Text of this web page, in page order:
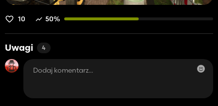
10 50%
Uwagi 4